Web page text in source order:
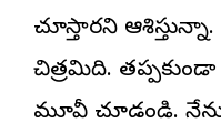
చూస్తారని
చిత్రమిది.
మూవీ చూడండి. నేను